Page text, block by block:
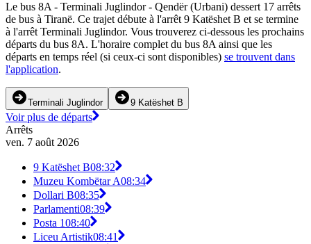
Le bus 8A - Terminali Juglindor - Qendër (Urbani) dessert 17 arrêts
de bus à Tiranë. Ce trajet débute à l'arrêt 9 Katëshet B et se termine
à l'arrêt Terminali Juglindor. Vous trouverez ci-dessous les prochains
départs du bus 8A. L'horaire complet du bus 8A ainsi que les
départs en temps réel (si ceux-ci sont disponibles) se trouvent dans
l'application.
Terminali Juglindor 9 Katëshet B
Voir plus de départs
Arrêts
ven. 7 août 2026
9 Katëshet B08:32
Muzeu Kombëtar A08:34
Dollari B08:35
Parlamenti08:39
Posta 108:40
Liceu Artistik08:41